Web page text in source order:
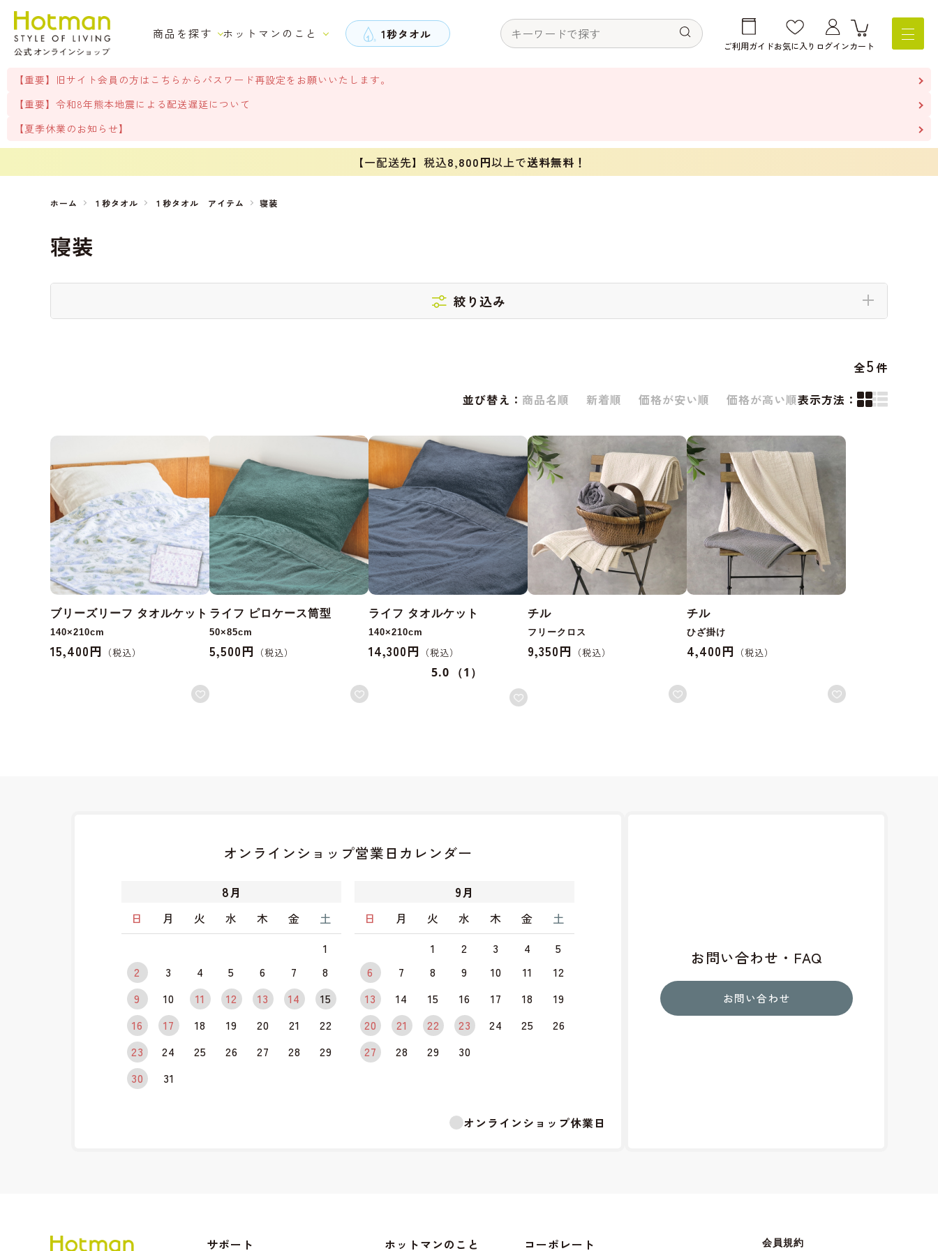
商品を探す ホットマンのこと 1秒タオル
ご利用ガイドお気に入り ログインカート
【重要】旧サイト会員の方はこちらからパスワード再設定をお願いいたします。
【重要】令和8年熊本地震による配送遅延について
【夏季休業のお知らせ】
【一配送先】税込8,800円以上で送料無料！
ホーム １秒タオル １秒タオル アイテム 寝装
寝装
絞り込み
全5件
並び替え： 商品名順 新着順 価格が安い順 価格が高い順表示方法：
ブリーズリーフ タオルケット
140×210cm
15,400円
ライフ ピロケース筒型
50×85cm
5,500円
ライフ タオルケット
140×210cm
14,300円
5.0 （1）
チル
フリークロス
9,350円
チル
ひざ掛け
4,400円
お問い合わせ・FAQ
お問い合わせ
オンラインショップ営業日カレンダー
8月
日
月 火 水 木 金
土
1
2
3 4 5 6 7
8
9
10 11 12 13 14
15
16
17 18 19 20 21
22
23
24 25 26 27 28
29
30
31
9月
日
月 火 水 木 金
土
1
2 3 4
5
6
7 8 9 10 11
12
13
14 15 16 17 18
19
20
21 22 23 24 25
26
27
28 29 30
オンラインショップ休業日
サポート ホットマンのこと コーポレート 会員規約